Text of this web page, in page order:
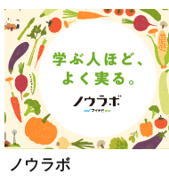
ノウラボ